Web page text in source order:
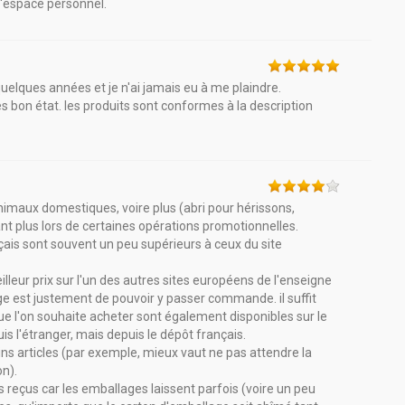
personnel.
années et je n'ai jamais eu à me plaindre.
bon état. les produits sont conformes à la description
domestiques, voire plus (abri pour hérissons,
plus lors de certaines opérations promotionnelles.
sont souvent un peu supérieurs à ceux du site
prix sur l'un des autres sites européens de l'enseigne
est justement de pouvoir y passer commande. il suffit
l'on souhaite acheter sont également disponibles sur le
l'étranger, mais depuis le dépôt français.
articles (par exemple, mieux vaut ne pas attendre la
car les emballages laissent parfois (voire un peu